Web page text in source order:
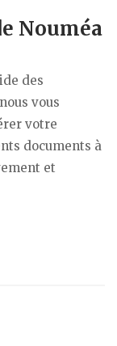
Nouméa
des
vous
votre
documents à
et